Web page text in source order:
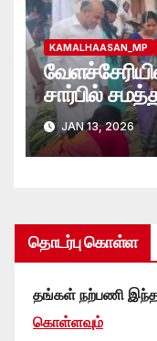
KAMALHAASAN_MP
சார்பில்
JAN 13, 2026
தொடர்பு கொள்ள
தங்கள் நற்பணி
கொள்ளவும்